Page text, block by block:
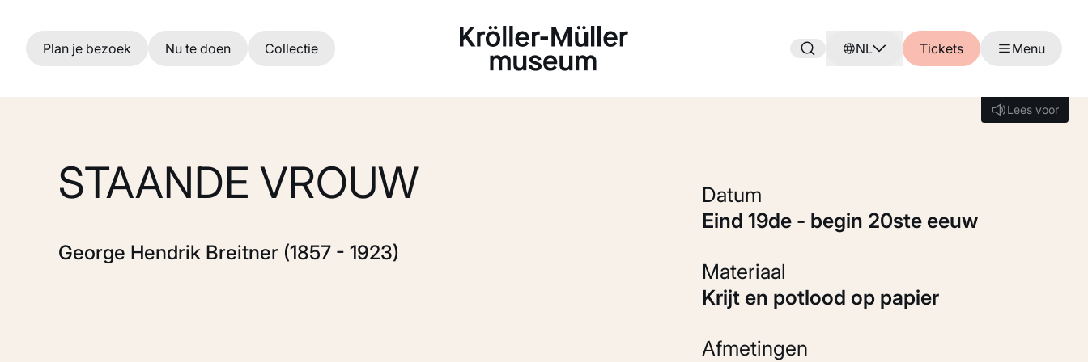
Ga naar hoofdinhoud
Plan je bezoek Nu te doen Collectie NL Tickets Menu
Lees voor
Lees voor
STAANDE VROUW
George Hendrik Breitner (1857 - 1923)
Datum
eind 19de - begin 20ste eeuw
Materiaal
Krijt en potlood op papier
Afmetingen